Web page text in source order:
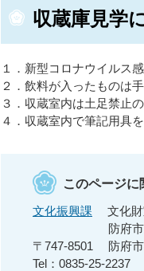
収蔵庫見学
１．新型コロナウイルス
２．飲料が入ったものは
３．収蔵室内は土足禁止
４．収蔵室内で筆記用具
このページに
文化振興課
文化
〒747-8501
防府
防府
Tel：0835-25-2237